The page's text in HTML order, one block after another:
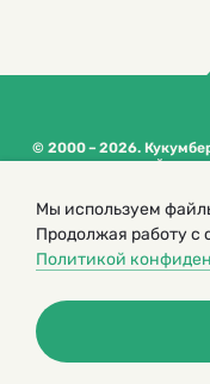
© 2000 – 2026.
журнал для детей
сайта
Политика
Мы используем
Продолжая работу с
Политикой